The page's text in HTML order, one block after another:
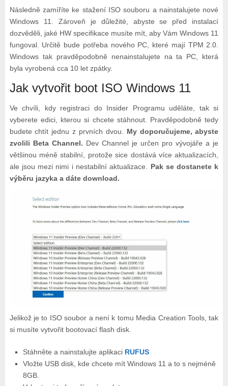
Následně zamíříte ke stažení ISO souboru a nainstalujete nové
Windows 11. Zároveň je důležité, abyste se před instalací
dozvěděli, jaké HW specifikace musíte mít, aby Vám Windows 11
fungoval. Určitě bude potřeba nového PC, které mají TPM 2.0.
Windows tak pravděpodobně nenainstalujete na ta PC, která
byla vyrobená cca 10 let zpátky.
Jak vytvořit boot ISO Windows 11
Ve chvíli, kdy registraci do Insider Programu uděláte, tak si
vyberete edici, kterou si chcete stáhnout. Pravděpodobně tedy
budete chtít jednu z prvních dvou. My doporučujeme, abyste
zvolili Beta Channel. Dev Channel je určen pro vývojáře a je
většinou méně stabilní, protože sice dostává více aktualizacích,
ale jsou mezi nimi i nestabilní aktualizace.
Pak se dostanete k
výběru jazyka a dáte download.
Jelikož je to ISO soubor a není k tomu Media Creation Tools, tak
si musíte vytvořit bootovací flash disk.
Stáhněte a nainstalujte aplikaci RUFUS
Vložte USB disk, kde chcete mít Windows 11 a to s nejméně
8GB.